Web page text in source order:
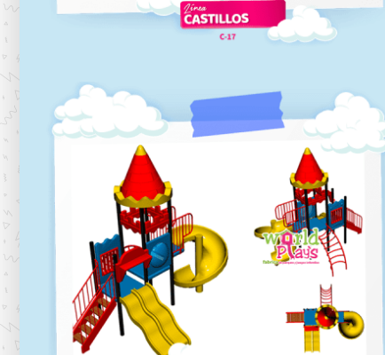
C-13
Línea castillos